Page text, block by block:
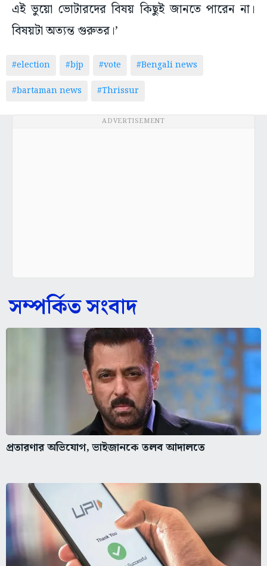
এই ভুয়ো ভোটারদের বিষয় কিছুই জানতে পারেন না।
বিষয়টা অত্যন্ত গুরুতর।’
#election #bjp #vote
#Bengali news
#bartaman news
#Thrissur
ADVERTISEMENT
সম্পর্কিত সংবাদ
প্রতারণার অভিযোগ, ভাইজানকে তলব আদালতে